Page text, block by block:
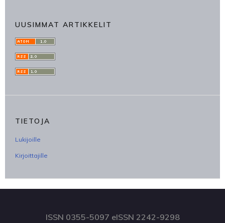
UUSIMMAT ARTIKKELIT
TIETOJA
Lukijoille
Kirjoittajille
ISSN 0355-5097 eISSN 2242-9298